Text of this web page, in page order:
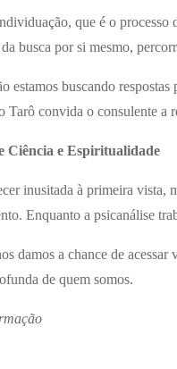
que é o
busca por si mesmo,
buscando
Tarô convida o consulente
Ciência e Espiritualidade
inusitada à primeira
Enquanto a psicanálise
damos a chance de acessar
de quem somos.